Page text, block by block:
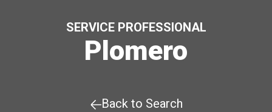
SERVICE PROFESSIONAL
Plomero
Back to Search